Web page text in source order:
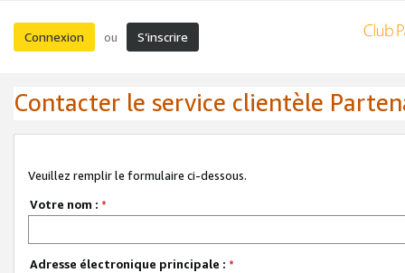
Connexion ou S’inscrire
Contacter le service clientèle
Veuillez remplir le formulaire ci-dessous.
Votre nom : *
Adresse électronique principale : *